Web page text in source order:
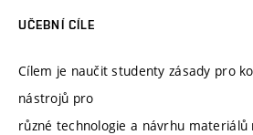
UČEBNÍ CÍLE
Cílem je naučit studenty zásady pro
nástrojů pro
různé technologie a návrhu materiálů